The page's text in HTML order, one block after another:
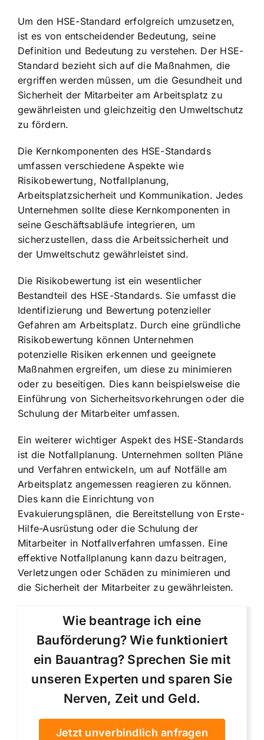
Um den HSE-Standard erfolgreich umzusetzen,
ist es von entscheidender Bedeutung, seine
Definition und Bedeutung zu verstehen. Der HSE-
Standard bezieht sich auf die Maßnahmen, die
ergriffen werden müssen, um die Gesundheit und
Sicherheit der Mitarbeiter am Arbeitsplatz zu
gewährleisten und gleichzeitig den Umweltschutz
zu fördern.
Die Kernkomponenten des HSE-Standards
umfassen verschiedene Aspekte wie
Risikobewertung, Notfallplanung,
Arbeitsplatzsicherheit und Kommunikation. Jedes
Unternehmen sollte diese Kernkomponenten in
seine Geschäftsabläufe integrieren, um
sicherzustellen, dass die Arbeitssicherheit und
der Umweltschutz gewährleistet sind.
Die Risikobewertung ist ein wesentlicher
Bestandteil des HSE-Standards. Sie umfasst die
Identifizierung und Bewertung potenzieller
Gefahren am Arbeitsplatz. Durch eine gründliche
Risikobewertung können Unternehmen
potenzielle Risiken erkennen und geeignete
Maßnahmen ergreifen, um diese zu minimieren
oder zu beseitigen. Dies kann beispielsweise die
Einführung von Sicherheitsvorkehrungen oder die
Schulung der Mitarbeiter umfassen.
Ein weiterer wichtiger Aspekt des HSE-Standards
ist die Notfallplanung. Unternehmen sollten Pläne
und Verfahren entwickeln, um auf Notfälle am
Arbeitsplatz angemessen reagieren zu können.
Dies kann die Einrichtung von
Evakuierungsplänen, die Bereitstellung von Erste-
Hilfe-Ausrüstung oder die Schulung der
Mitarbeiter in Notfallverfahren umfassen. Eine
effektive Notfallplanung kann dazu beitragen,
Verletzungen oder Schäden zu minimieren und
die Sicherheit der Mitarbeiter zu gewährleisten.
Wie beantrage ich eine
Bauförderung? Wie funktioniert
ein Bauantrag? Sprechen Sie mit
unseren Experten und sparen Sie
Nerven, Zeit und Geld.
Jetzt unverbindlich anfragen